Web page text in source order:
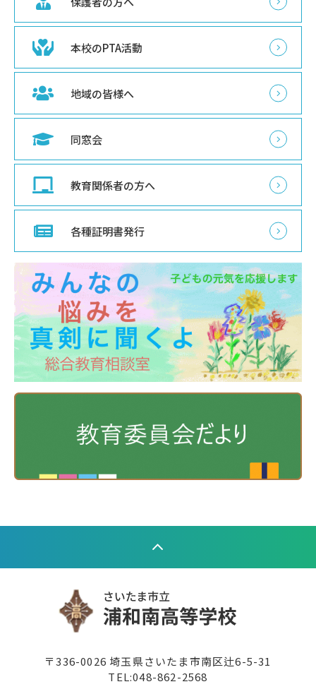
本校のPTA活動
地域の皆様へ
同窓会
教育関係者の方へ
各種証明書発行
〒336-0026 埼玉県さいたま市南区辻6-5-31
TEL:048-862-2568